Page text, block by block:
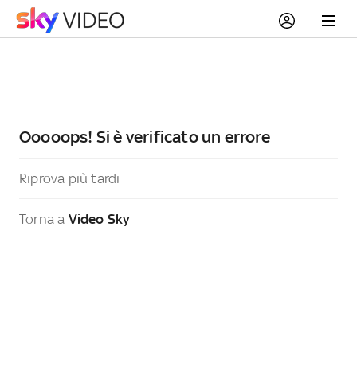
Ooooops! Si è verificato un errore
Riprova più tardi
Torna a Video Sky